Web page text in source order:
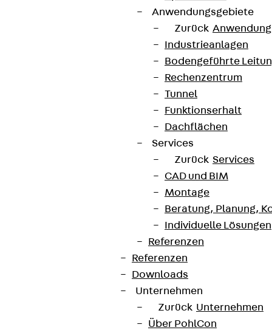
Anwendungsgebiete
Zurück
Industrieanlagen
Bodengeführte
Rechenzentrum
Tunnel
Funktionserhalt
Dachflächen
Services
Zurück Services
CAD und BIM
Montage
Beratung, Planung,
Individuelle Lösungen
Referenzen
Referenzen
Downloads
Unternehmen
Zurück Unternehmen
Über PohlCon